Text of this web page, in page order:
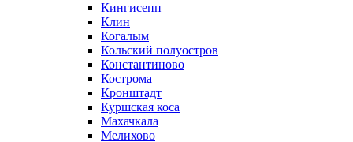
Кингисепп
Клин
Когалым
Кольский полуостров
Константиново
Кострома
Кронштадт
Куршская коса
Махачкала
Мелихово